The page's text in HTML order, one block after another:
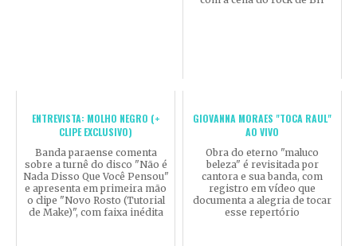
ENTREVISTA: MOLHO NEGRO (+
CLIPE EXCLUSIVO)
Banda paraense comenta
sobre a turnê do disco "Não é
Nada Disso Que Você Pensou"
e apresenta em primeira mão
o clipe "Novo Rosto (Tutorial
de Make)", com faixa inédita
GIOVANNA MORAES "TOCA RAUL"
AO VIVO
Obra do eterno "maluco
beleza" é revisitada por
cantora e sua banda, com
registro em vídeo que
documenta a alegria de tocar
esse repertório